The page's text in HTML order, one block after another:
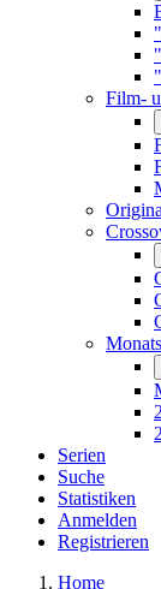
Film-
Serien
Suche
Statistiken
Anmelden
Registrieren
Home